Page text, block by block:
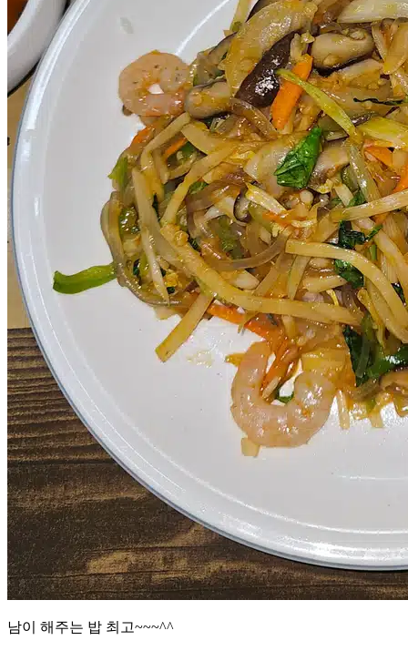
남이 해주는 밥 최고~~~^^